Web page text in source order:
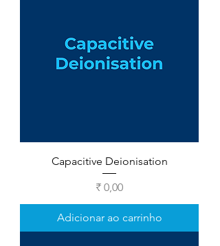
Capacitive Deionisation
Preço
₹ 0,00
Adicionar ao carrinho